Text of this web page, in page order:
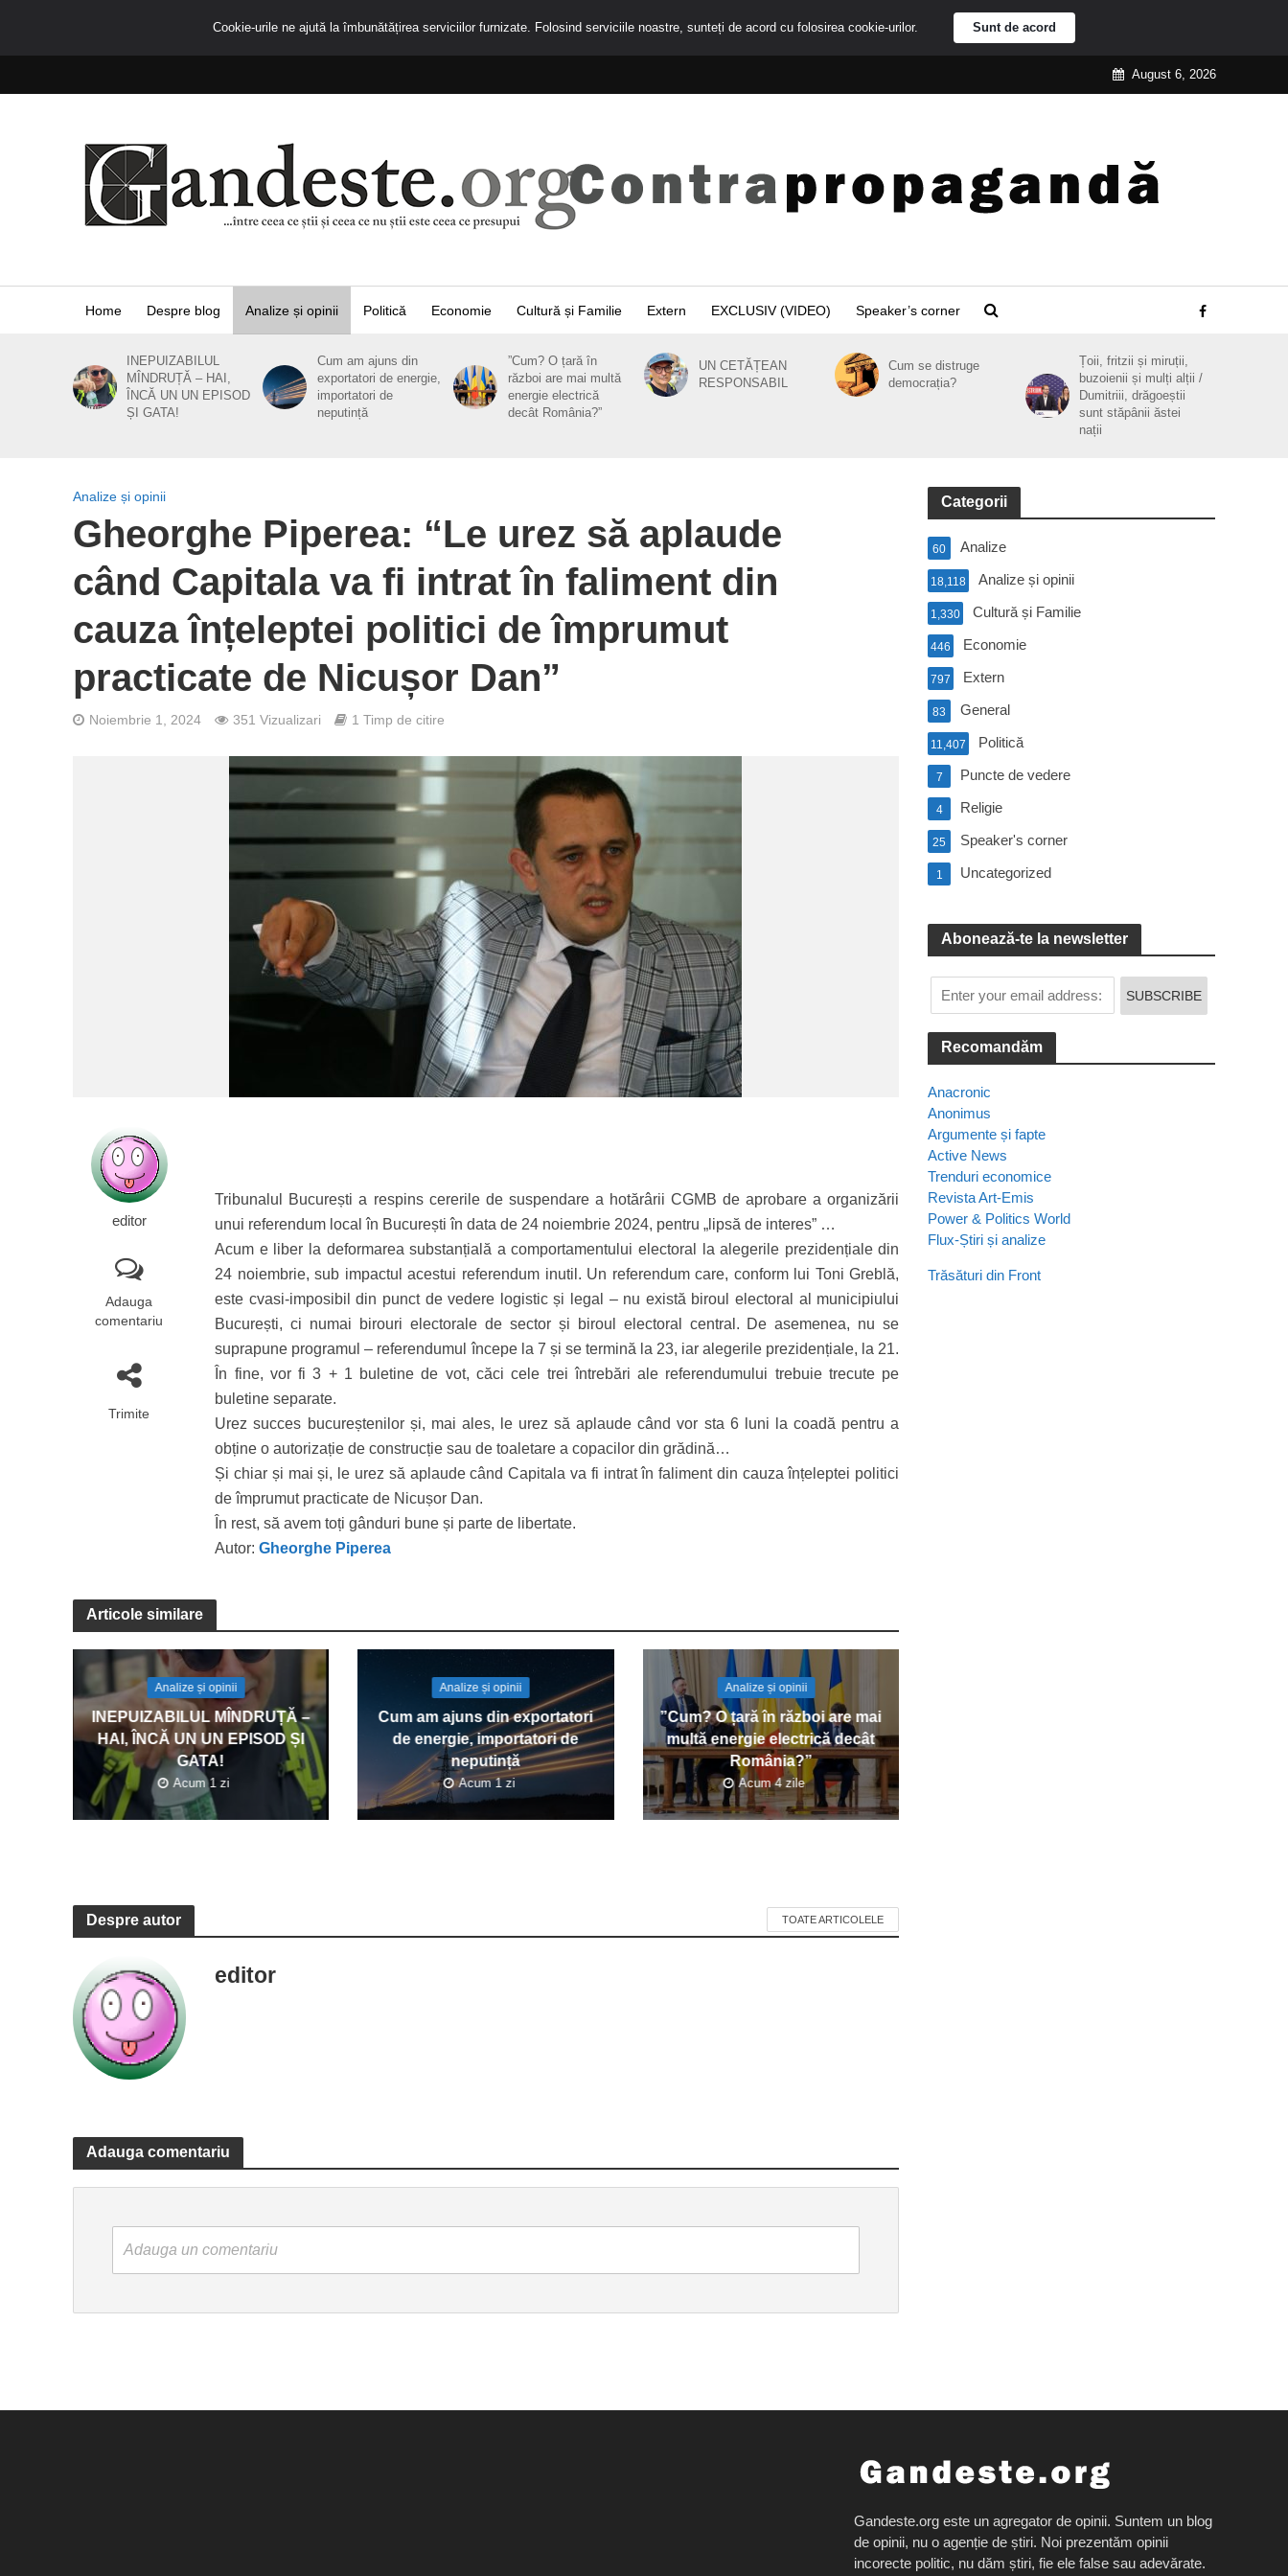
August 6, 2026
Home Despre blog Analize și opinii Politică Economie Cultură și Familie Extern EXCLUSIV (VIDEO) Speaker’s corner
INEPUIZABILUL
MÎNDRUȚĂ – HAI,
ÎNCĂ UN UN EPISOD
ȘI GATA!
Cum am ajuns din
exportatori de energie,
importatori de
neputință
”Cum? O țară în
război are mai multă
energie electrică
decât România?”
UN CETĂȚEAN
RESPONSABIL
Cum se distruge
democrația?
Țoii, fritzii și miruții,
buzoienii și mulți alții /
Dumitriii, drăgoeștii
sunt stăpânii ăstei
nații
Analize și opinii
Gheorghe Piperea: “Le urez să aplaude
când Capitala va fi intrat în faliment din
cauza înțeleptei politici de împrumut
practicate de Nicușor Dan”
Noiembrie 1, 2024 351 Vizualizari 1 Timp de citire
editor
Adauga
comentariu
Trimite
Tribunalul București a respins cererile de suspendare a hotărârii CGMB de aprobare a organizării
unui referendum local în București în data de 24 noiembrie 2024, pentru „lipsă de interes” …
Acum e liber la deformarea substanțială a comportamentului electoral la alegerile prezidențiale din
24 noiembrie, sub impactul acestui referendum inutil. Un referendum care, conform lui Toni Greblă,
este cvasi-imposibil din punct de vedere logistic și legal – nu există biroul electoral al municipiului
București, ci numai birouri electorale de sector și biroul electoral central. De asemenea, nu se
suprapune programul – referendumul începe la 7 și se termină la 23, iar alegerile prezidențiale, la 21.
În fine, vor fi 3 + 1 buletine de vot, căci cele trei întrebări ale referendumului trebuie trecute pe
buletine separate.
Urez succes bucureștenilor și, mai ales, le urez să aplaude când vor sta 6 luni la coadă pentru a
obține o autorizație de construcție sau de toaletare a copacilor din grădină…
Și chiar și mai și, le urez să aplaude când Capitala va fi intrat în faliment din cauza înțeleptei politici
de împrumut practicate de Nicușor Dan.
În rest, să avem toți gânduri bune și parte de libertate.
Autor:Gheorghe Piperea
Articole similare
Analize și opinii
INEPUIZABILUL MÎNDRUȚĂ –
HAI, ÎNCĂ UN UN EPISOD ȘI
GATA!
Acum 1 zi
Analize și opinii
Cum am ajuns din exportatori
de energie, importatori de
neputință
Acum 1 zi
Analize și opinii
”Cum? O țară în război are mai
multă energie electrică decât
România?”
Acum 4 zile
Despre autor TOATE ARTICOLELE
editor
Adauga comentariu
Adauga un comentariu
Categorii
Analize
60
Analize și opinii
18,118
Cultură și Familie
1,330
Economie
446
Extern
797
General
83
Politică
11,407
Puncte de vedere
7
Religie
4
Speaker's corner
25
Uncategorized
1
Abonează-te la newsletter
Recomandăm
Anacronic
Anonimus
Argumente și fapte
Active News
Trenduri economice
Revista Art-Emis
Power & Politics World
Flux-Știri și analize
Trăsături din Front
Cookie-urile ne ajută la îmbunătățirea serviciilor furnizate. Folosind serviciile noastre, sunteți de acord cu folosirea cookie-urilor. Sunt de acord
Gandeste.org este un agregator de opinii. Suntem un blog
de opinii, nu o agenție de știri. Noi prezentăm opinii
incorecte politic, nu dăm știri, fie ele false sau adevărate.